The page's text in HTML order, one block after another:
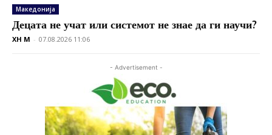
Македонија
Децата не учат или системот не знае да ги научи?
XH M - 07.08.2026 11:06
- Advertisement -